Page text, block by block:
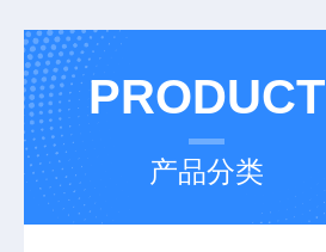
PRODUCT
产品分类